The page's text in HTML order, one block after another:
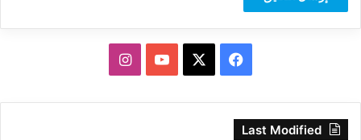
فيسبوك ‫YouTubeانستقرام
Last Modified